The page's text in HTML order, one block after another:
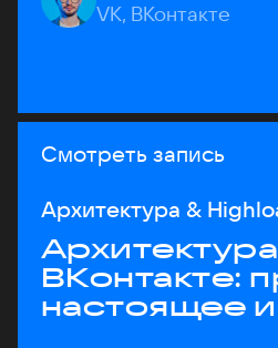
VK, ВКонтакте
Смотреть запись
Архитектура &
Архитектура
ВКонтакте:
настоящее